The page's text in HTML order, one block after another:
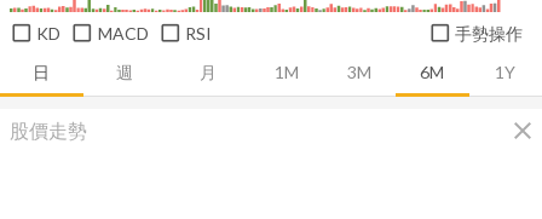
日 週 月 1M 3M 6M 1Y
KD MACD RSI 手勢操作
股價走勢 close